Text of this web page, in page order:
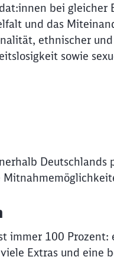
bei
und das
ethnischer
sowie
Deutschlands
immer 100
Extras und eine